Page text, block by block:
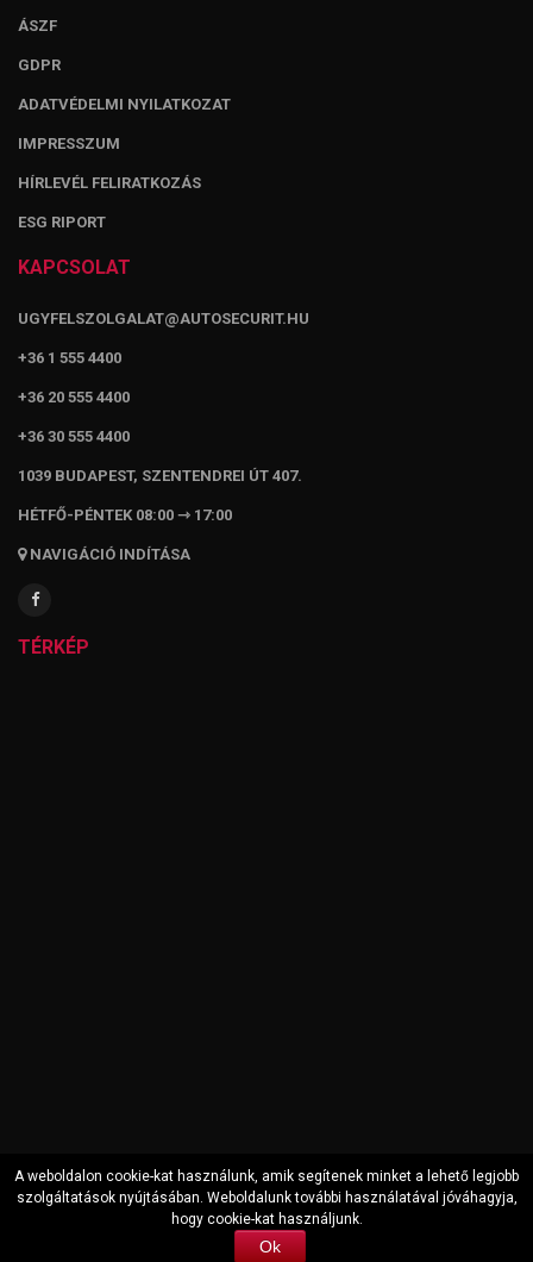
ÁSZF
GDPR
ADATVÉDELMI NYILATKOZAT
IMPRESSZUM
HÍRLEVÉL FELIRATKOZÁS
ESG RIPORT
KAPCSOLAT
UGYFELSZOLGALAT@AUTOSECURIT.HU
+36 1 555 4400
+36 20 555 4400
+36 30 555 4400
1039 BUDAPEST, SZENTENDREI ÚT 407.
HÉTFŐ-PÉNTEK 08:00 ⇾ 17:00
NAVIGÁCIÓ INDÍTÁSA
TÉRKÉP
Copyright © 2000-2022 Auto Securit Zrt. All Rights Reserved
A weboldalon cookie-kat használunk, amik segítenek minket a lehető legjobb
szolgáltatások nyújtásában. Weboldalunk további használatával jóváhagyja,
hogy cookie-kat használjunk.
Ok